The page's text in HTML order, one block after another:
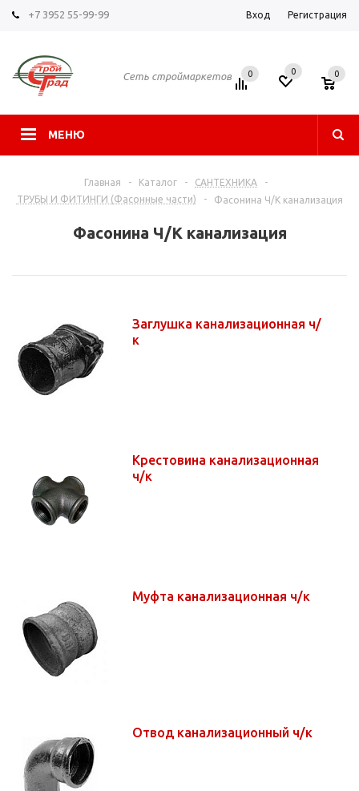
+7 3952 55-99-99 Вход Регистрация
Сеть строймаркетов
МЕНЮ
0 0 0
Главная - Каталог - САНТЕХНИКА
-
ТРУБЫ И ФИТИНГИ (Фасонные части)
- Фасонина Ч/К канализация
Фасонина Ч/К канализация
Заглушка канализационная ч/
к
Крестовина канализационная
ч/к
Муфта канализационная ч/к
Отвод канализационный ч/к